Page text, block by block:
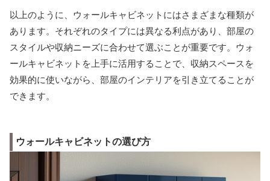
以上のように、ウォールキャビネットにはさまざまな種類が
あります。それぞれのタイプには異なる利点があり、部屋の
スタイルや収納ニーズに合わせて選ぶことが重要です。ウォ
ールキャビネットを上手に活用することで、収納スペースを
効果的に使いながら、部屋のインテリアを引き立てることが
できます。
ウォールキャビネットの選び方